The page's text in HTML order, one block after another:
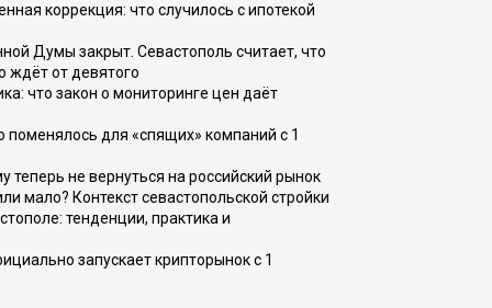
коррекция: что случилось с ипотекой
Думы закрыт. Севастополь считает, что
ждёт от девятого
что закон о мониторинге цен даёт
для «спящих» компаний с 1
теперь не вернуться на российский рынок
мало? Контекст севастопольской стройки
тенденции, практика и
запускает крипторынок с 1